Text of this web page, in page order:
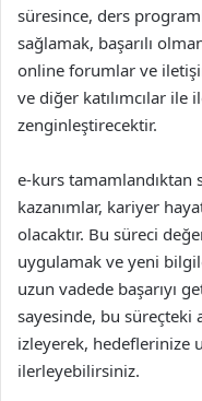
süresince, ders
sağlamak, başarılı
online forumlar ve
ve diğer katılımcılar
zenginleştirecektir.
e-kurs tamamlandıktan
kazanımlar, kariyer
olacaktır. Bu süreci
uygulamak ve yeni
uzun vadede başarıyı
sayesinde, bu süreçteki
izleyerek, hedeflerinize
ilerleyebilirsiniz.